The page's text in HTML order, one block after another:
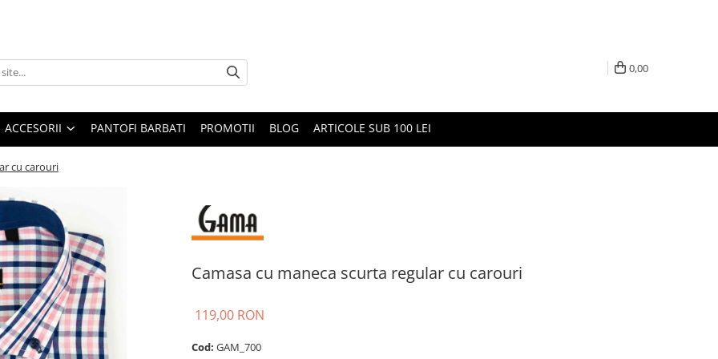
0,00
ACCESORII PANTOFI BARBATI PROMOTII BLOG ARTICOLE SUB 100 LEI
cu carouri
Camasa cu maneca scurta regular cu carouri
119,00 RON
Cod: GAM_700